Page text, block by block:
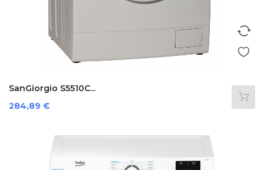
SanGiorgio S5510C...
Preis
284,89 €